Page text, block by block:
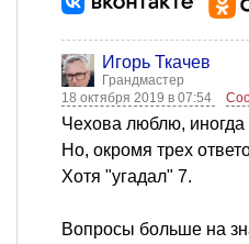
Игорь Ткачев
Грандмастер
18 октября 2019 в 07:54
Чехова люблю,
Но, окромя трех
Хотя "угадал" 7.
Вопросы больше на